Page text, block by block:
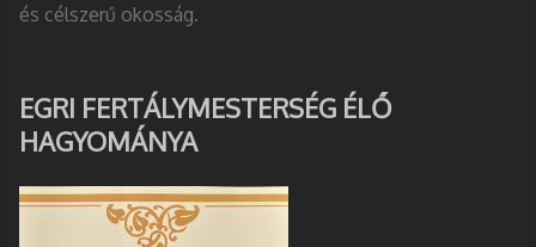
és célszerű okosság.
EGRI FERTÁLYMESTERSÉG ÉLŐ
HAGYOMÁNYA